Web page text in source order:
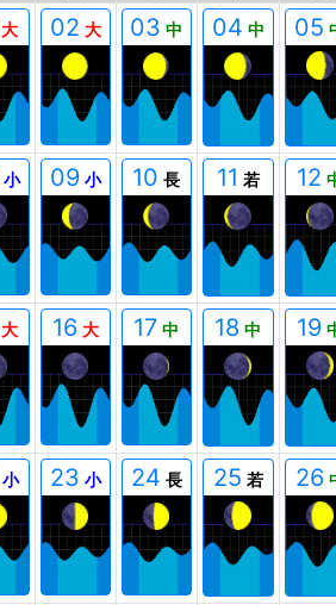
大 02 大 03 中 04 中 05
小 09 小 10 長 11 若 12
大 16 大 17 中 18 中 19
小 23 小 24 長 25 若 26